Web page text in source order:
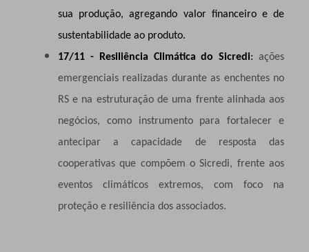
sua produção, agregando valor financeiro e de
sustentabilidade ao produto.
17/11 - Resiliência Climática do Sicredi:ações
emergenciais realizadas durante as enchentes no
RS e na estruturação de uma frente alinhada aos
negócios, como instrumento para fortalecer e
antecipar a capacidade de resposta das
cooperativas que compõem o Sicredi, frente aos
eventos climáticos extremos, com foco na
proteção e resiliência dos associados.